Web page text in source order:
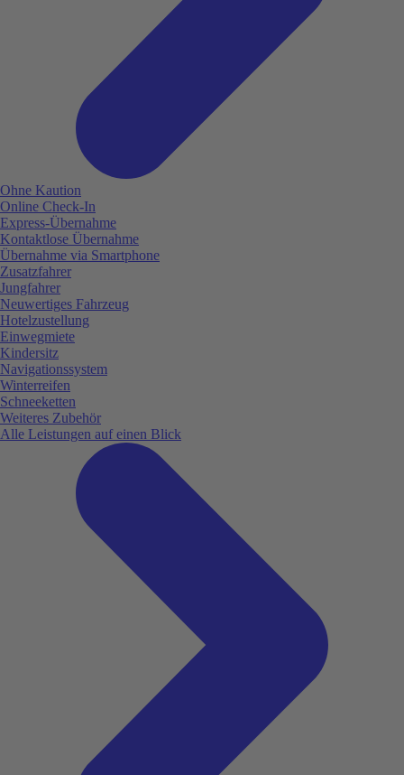
Ohne Kaution
Online Check-In
Express-Übernahme
Kontaktlose Übernahme
Übernahme via Smartphone
Zusatzfahrer
Jungfahrer
Neuwertiges Fahrzeug
Hotelzustellung
Einwegmiete
Kindersitz
Navigationssystem
Winterreifen
Schneeketten
Weiteres Zubehör
Alle Leistungen auf einen Blick